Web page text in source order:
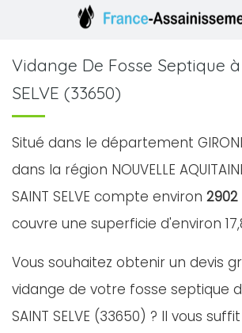
Vidange De Fosse Septique à
SELVE (33650)
Situé dans le département
dans la région NOUVELLE
SAINT SELVE compte environ
couvre une superficie d'environ
Vous souhaitez obtenir un devis
vidange de votre fosse septique
SAINT SELVE (33650) ? Il vous